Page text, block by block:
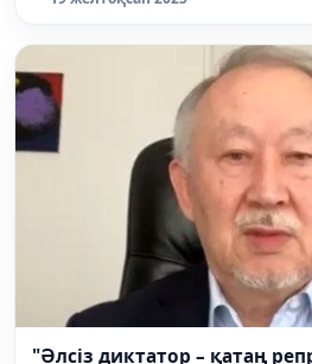
"Әлсіз диктатор – қатаң